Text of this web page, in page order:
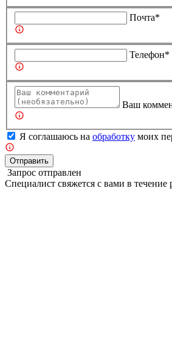
Почта*
Телефон*
Ваш
Я соглашаюсь на обработку моих
Отправить
Запрос отправлен
Специалист свяжется с вами в течение